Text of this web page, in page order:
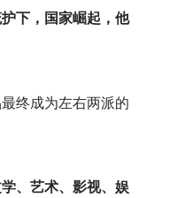
下，国家崛起，他
终成为左右两派的
、艺术、影视、娱